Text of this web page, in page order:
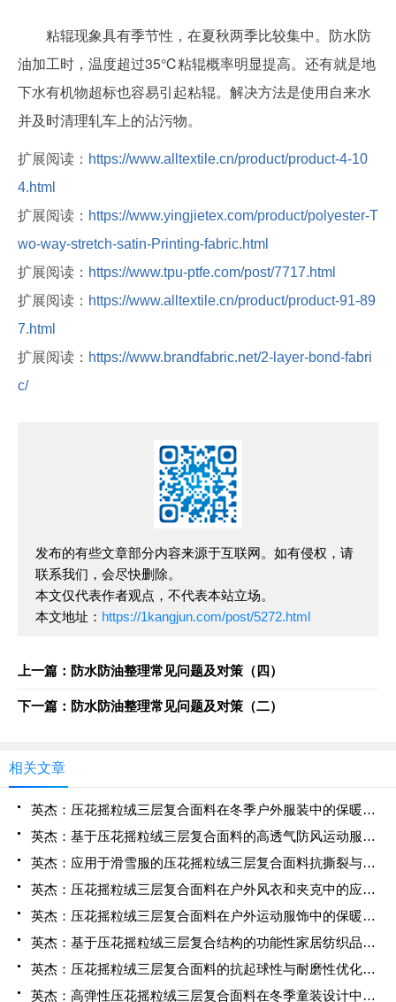
油加工时，温度超过35℃粘辊概率明显提高。还有就是地
下水有机物超标也容易引起粘辊。解决方法是使用自来水
并及时清理轧车上的沾污物。
扩展阅读： https://www.alltextile.cn/product/product-4-10
4.html
扩展阅读： https://www.yingjietex.com/product/polyester-T
wo-way-stretch-satin-Printing-fabric.html
扩展阅读： https://www.tpu-ptfe.com/post/7717.html
扩展阅读： https://www.alltextile.cn/product/product-91-89
7.html
扩展阅读： https://www.brandfabric.net/2-layer-bond-fabri
c/
发布的有些文章部分内容来源于互联网。如有侵权，请
联系我们，会尽快删除。
本文仅代表作者观点，不代表本站立场。
本文地址： https://1kangjun.com/post/5272.html
上一篇：防水防油整理常见问题及对策（四）
下一篇：防水防油整理常见问题及对策（二）
相关文章
英杰：压花摇粒绒三层复合面料在冬季户外服装中的保暖性能优化研究
英杰：基于压花摇粒绒三层复合面料的高透气防风运动服饰开发
英杰：应用于滑雪服的压花摇粒绒三层复合面料抗撕裂与耐磨性提升技术
英杰：压花摇粒绒三层复合面料在户外风衣和夹克中的应用与性能
英杰：压花摇粒绒三层复合面料在户外运动服饰中的保暖与透气性能研究
英杰：基于压花摇粒绒三层复合结构的功能性家居纺织品开发与应用
英杰：压花摇粒绒三层复合面料的抗起球性与耐磨性优化技术分析
英杰：高弹性压花摇粒绒三层复合面料在冬季童装设计中的应用实践